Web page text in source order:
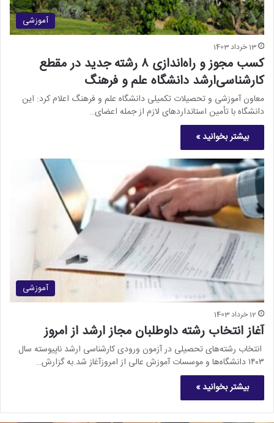
آموزشی
13 خرداد 1403
کسب مجوز و راه‌اندازی ۸ رشته جدید در مقطع
کارشناسی‌ارشد دانشگاه علم و فرهنگ
معاون آموزشی و تحصیلات تکمیلی دانشگاه علم و فرهنگ اعلام کرد: این
دانشگاه با تأمین استانداردهای لازم از جمله اعضای…
بیشتر بخوانید »
آموزشی
12 خرداد 1403
آغاز انتخاب رشته داوطلبان مجاز ارشد از امروز
انتخاب رشته‌های تحصیلی در آزمون ورودی کارشناسی ارشد ناپیوسته سال
۱۴۰۳ دانشگاه‌ها و موسسات آموزش عالی از امروزآغاز شد.به گزارش…
بیشتر بخوانید »